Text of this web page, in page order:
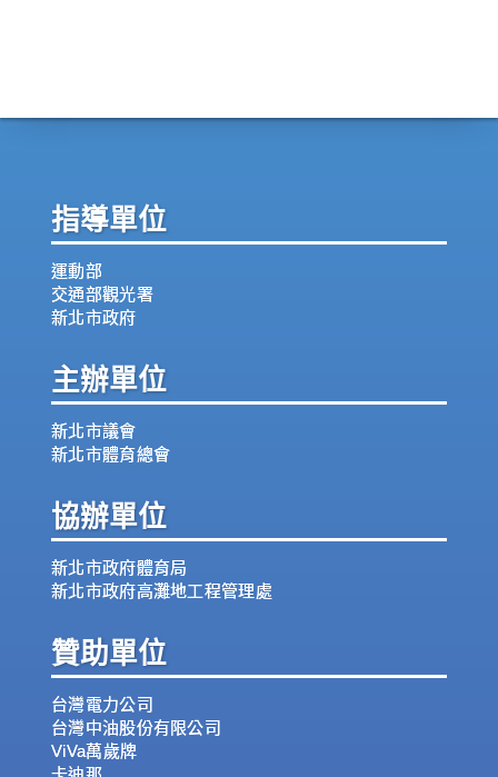
指導單位
運動部
交通部觀光署
新北市政府
主辦單位
新北市議會
新北市體育總會
協辦單位
新北市政府體育局
新北市政府高灘地工程管理處
贊助單位
台灣電力公司
台灣中油股份有限公司
ViVa萬歲牌